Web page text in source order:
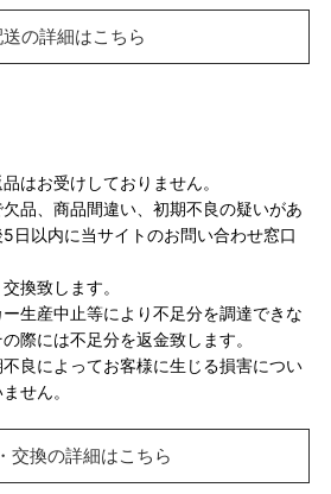
の詳細はこちら
はお受けしておりません。
品、商品間違い、初期不良の疑いがあ
日以内に当サイトのお問い合わせ窓口
換致します。
生産中止等により不足分を調達できな
際には不足分を返金致します。
良によってお客様に生じる損害につい
せん。
交換の詳細はこちら